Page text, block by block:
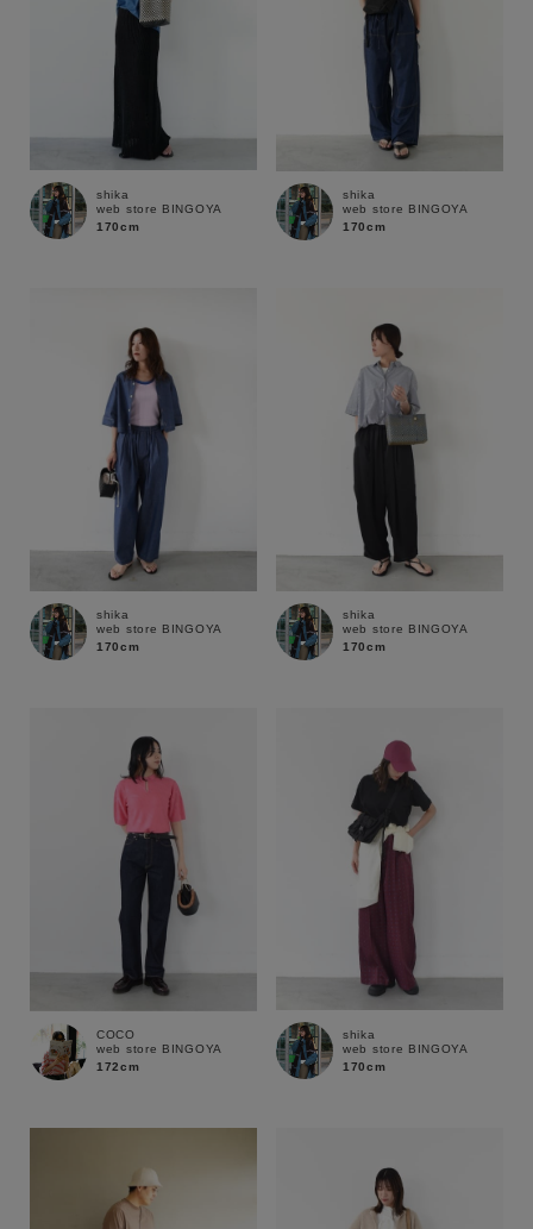
商品タイプ
予約商品
セール価格
在庫
在庫あり 在庫なし含む
shika
web store BINGOYA
170cm
shika
web store BINGOYA
170cm
shika
web store BINGOYA
170cm
shika
web store BINGOYA
170cm
COCO
web store BINGOYA
172cm
shika
web store BINGOYA
170cm